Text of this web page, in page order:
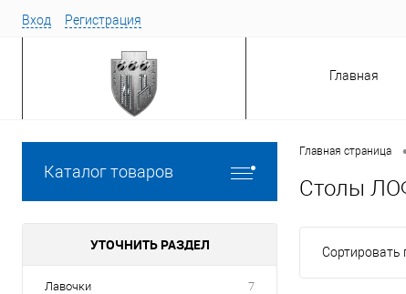
Вход Регистрация
Главная
Каталог товаров
УТОЧНИТЬ РАЗДЕЛ
Лавочки 7
Главная страница
Столы
Сортировать